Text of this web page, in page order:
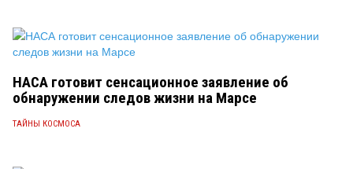
НАСА готовит сенсационное заявление об
обнаружении следов жизни на Марсе
ТАЙНЫ КОСМОСА